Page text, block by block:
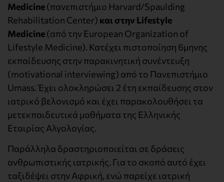
Medicine(πανεπιστήμιο Harvard/Spaulding
Rehabilitation Center) και στην Lifestyle
Medicine(από την European Organization of
Lifestyle Medicine). Κατέχει πιστοποίηση 6μηνης
εκπαίδευσης στην παρακινητική συνέντευξη
(motivational interviewing) από το Πανεπιστήμιο
Umass. Έχει ολοκληρώσει 2 έτη εκπαίδευσης στον
ιατρικό βελονισμό και έχει παρακολουθήσει τα
μετεκπαιδευτικά μαθήματα της Ελληνικής
Εταιρίας Αλγολογίας.
Παράλληλα δραστηριοποιείται σε δράσεις
ανθρωπιστικής ιατρικής. Για το σκοπό αυτό έχει
ταξιδέψει στην Αφρική, ενώ παρείχε ιατρική